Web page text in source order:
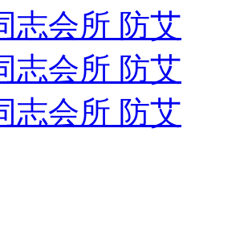
志会所 防艾
志会所 防艾
志会所 防艾